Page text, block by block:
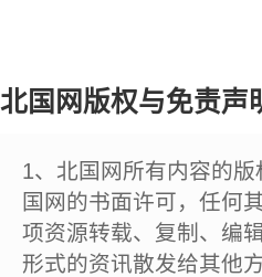
北国网版权与免责声
1、北国网所有内容的
国网的书面许可，任何
项资源转载、复制、编
形式的资讯散发给其他